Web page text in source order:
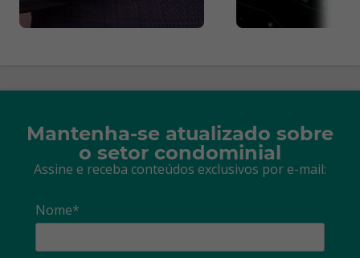
Mantenha-se atualizado sobre
o setor condominial
Assine e receba conteúdos exclusivos por e-mail:
Nome*